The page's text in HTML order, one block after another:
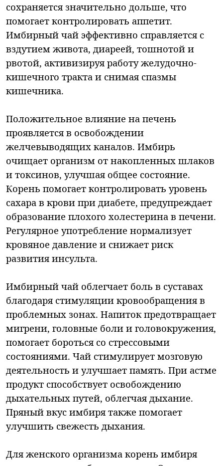
сохраняется значительно дольше, что
помогает контролировать аппетит.
Имбирный чай эффективно справляется с
вздутием живота, диареей, тошнотой и
рвотой, активизируя работу желудочно-
кишечного тракта и снимая спазмы
кишечника.
Положительное влияние на печень
проявляется в освобождении
желчевыводящих каналов. Имбирь
очищает организм от накопленных шлаков
и токсинов, улучшая общее состояние.
Корень помогает контролировать уровень
сахара в крови при диабете, предупреждает
образование плохого холестерина в печени.
Регулярное употребление нормализует
кровяное давление и снижает риск
развития инсульта.
Имбирный чай облегчает боль в суставах
благодаря стимуляции кровообращения в
проблемных зонах. Напиток предотвращает
мигрени, головные боли и головокружения,
помогает бороться со стрессовыми
состояниями. Чай стимулирует мозговую
деятельность и улучшает память. При астме
продукт способствует освобождению
дыхательных путей, облегчая дыхание.
Пряный вкус имбиря также помогает
улучшить свежесть дыхания.
Для женского организма корень имбиря